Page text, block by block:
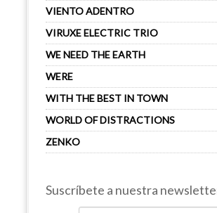
VIENTO ADENTRO
VIRUXE ELECTRIC TRIO
WE NEED THE EARTH
WERE
WITH THE BEST IN TOWN
WORLD OF DISTRACTIONS
ZENKO
Suscríbete a nuestra